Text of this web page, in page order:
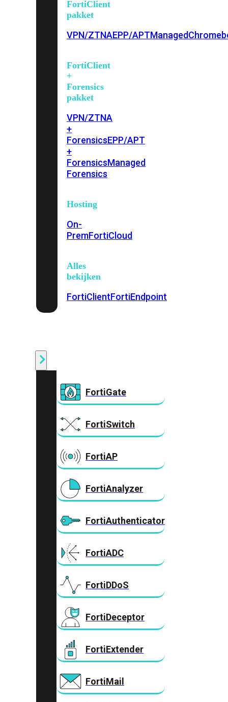
FortiClient
pakket
VPN/ZTNAEPP/APTManaged
FortiClient
+
Forensics
pakket
VPN/ZTNA
+
ForensicsEPP/APT
+
ForensicsManaged
Forensics
Hosting
On-
PremFortiCloud
Alles
bekijken
FortiClientFortiEndpoint
FortiGate
FortiSwitch
FortiAP
FortiAnalyzer
FortiAuthenticator
FortiADC
FortiDDoS
FortiDeceptor
FortiExtender
FortiMail